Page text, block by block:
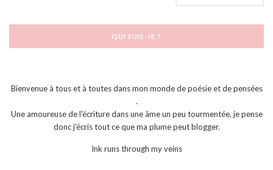
QUI SUIS-JE ?
Bienvenue à tous et à toutes dans mon monde de poésie et de pensées
.
Une amoureuse de l'écriture dans une âme un peu tourmentée, je pense
donc j'écris tout ce que ma plume peut blogger.
Ink runs through my veins